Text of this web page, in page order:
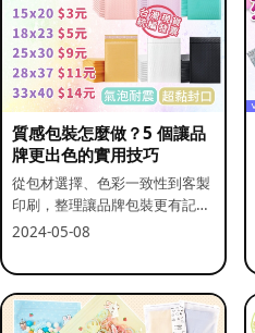
質感包裝怎麼做？5 個讓品
牌更出色的實用技巧
從包材選擇、色彩一致性到客製
印刷，整理讓品牌包裝更有記憶
點的實用做法。
2024-05-08